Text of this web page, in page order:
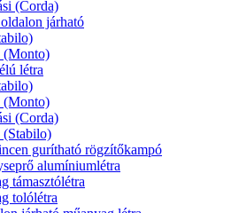
(Corda)
járható
(Monto)
létra
(Monto)
(Corda)
(Stabilo)
gurítható rögzítőkampó
alumíniumlétra
támasztólétra
tolólétra